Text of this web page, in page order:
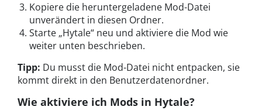
Kopiere die heruntergeladene Mod-Datei
unverändert in diesen Ordner.
Starte „Hytale“ neu und aktiviere die Mod wie
weiter unten beschrieben.
Tipp: Du musst die Mod-Datei nicht entpacken, sie
kommt direkt in den Benutzerdatenordner.
Wie aktiviere ich Mods in Hytale?